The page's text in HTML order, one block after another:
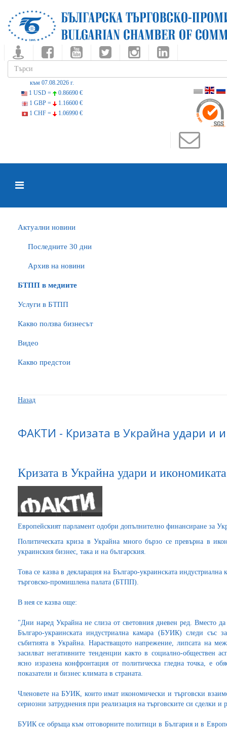
към 07.08.2026 г.
1 USD =
0.86690 €
1 GBP =
1.16600 €
1 CHF =
1.06990 €
Актуални новини
Последните 30 дни
Архив на новини
БTПП в медиите
Услуги в БТПП
Какво ползва бизнесът
Видео
Какво предстои
Назад
ФАКТИ - Кризата в Украйна удари и
Кризата в Украйна удари и икономиката
Европейският парламент одобри допълнително финансиране за
Политическата криза в Украйна много бързо се превърна в
украинския бизнес, така и на българския.
Това се казва в декларация на Българо-украинската
търговско-промишлена палата (БТПП).
В нея се казва още:
"Дни наред Украйна не слиза от световния дневен ред. Вместо да
Българо-украинската индустриална камара (БУИК) следи със
събитията в Украйна. Нарастващото напрежение, липсата на
засилват негативните тенденции както в социално-обществен
ясно изразена конфронтация от политическа гледна точка, е
показатели и бизнес климата в страната.
Членовете на БУИК, които имат икономически и търговски
сериозни затруднения при реализация на търговските си сделки и
БУИК се обръща към отговорните политици в България и в